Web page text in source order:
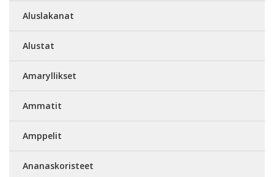
Aluslakanat
Alustat
Amaryllikset
Ammatit
Amppelit
Ananaskoristeet